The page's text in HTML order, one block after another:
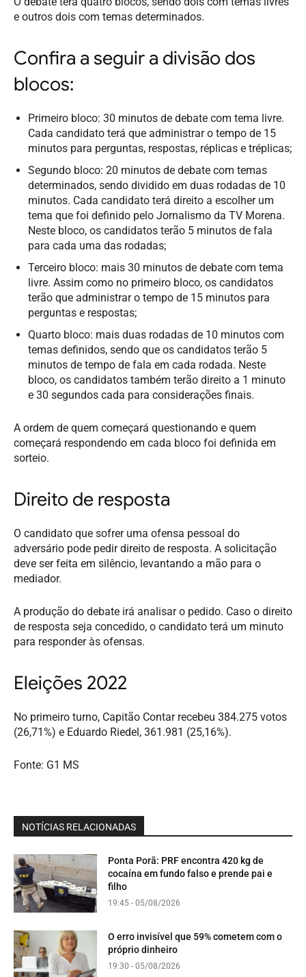
e outros dois com temas determinados.
Confira a seguir a divisão dos
blocos:
Primeiro bloco: 30 minutos de debate com tema livre.
Cada candidato terá que administrar o tempo de 15
minutos para perguntas, respostas, réplicas e tréplicas;
Segundo bloco: 20 minutos de debate com temas
determinados, sendo dividido em duas rodadas de 10
minutos. Cada candidato terá direito a escolher um
tema que foi definido pelo Jornalismo da TV Morena.
Neste bloco, os candidatos terão 5 minutos de fala
para cada uma das rodadas;
Terceiro bloco: mais 30 minutos de debate com tema
livre. Assim como no primeiro bloco, os candidatos
terão que administrar o tempo de 15 minutos para
perguntas e respostas;
Quarto bloco: mais duas rodadas de 10 minutos com
temas definidos, sendo que os candidatos terão 5
minutos de tempo de fala em cada rodada. Neste
bloco, os candidatos também terão direito a 1 minuto
e 30 segundos cada para considerações finais.
A ordem de quem começará questionando e quem
começará respondendo em cada bloco foi definida em
sorteio.
Direito de resposta
O candidato que sofrer uma ofensa pessoal do
adversário pode pedir direito de resposta. A solicitação
deve ser feita em silêncio, levantando a mão para o
mediador.
A produção do debate irá analisar o pedido. Caso o direito
de resposta seja concedido, o candidato terá um minuto
para responder às ofensas.
Eleições 2022
No primeiro turno, Capitão Contar recebeu 384.275 votos
(26,71%) e Eduardo Riedel, 361.981 (25,16%).
Fonte: G1 MS
NOTÍCIAS RELACIONADAS
Ponta Porã: PRF encontra 420 kg de
cocaína em fundo falso e prende pai e
filho
19:45 - 05/08/2026
O erro invisível que 59% cometem com o
próprio dinheiro
19:30 - 05/08/2026